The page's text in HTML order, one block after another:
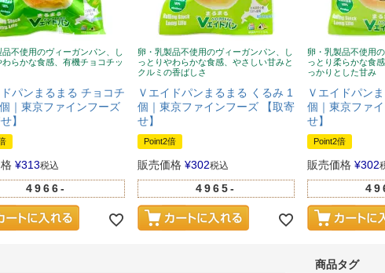
品不使用のヴィーガンパン、し
わらかな食感、有機チョコチッ
パンまるまる チョコチ
｜東京ファインフーズ
】
¥313税込
4966-
卵・乳製品不使用のヴィーガンパン、し
っとりやわらかな食感、やさしい甘みと
クルミの香ばしさ
Ｖエイドパンまるまる くるみ 1
個｜東京ファインフーズ 【取寄
せ】
Point2倍
販売価格 ¥302税込
4965-
卵・乳製品不使用
っとり柔らかな食
っかりとした甘み
Ｖエイドパン
個｜東京ファ
せ】
Point2倍
販売価格 ¥302
商品タグ